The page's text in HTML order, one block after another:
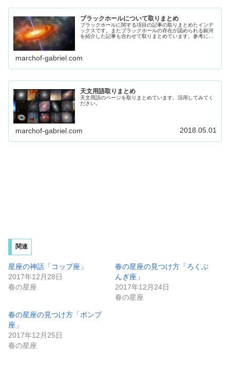
ブラックホールについて取りまとめ
ブラックホールに関する項目の記事の取りまとめたインデ
ックスです。またブラックホールの存在が認められる銀河
を紹介した記事も合わせて取りまとめています。参考にし
marchof-gabriel.com
天文用語取りまとめ
天文用語のページを取りまとめています。活用してみてく
ださい。
marchof-gabriel.com 2018.05.01
関連
星座の神話「コップ座」
2017年12月28日
春の星座
春の星座の見つけ方「ろくぶ
んぎ座」
2017年12月24日
春の星座
春の星座の見つけ方「ポンプ
座」
2017年12月25日
春の星座